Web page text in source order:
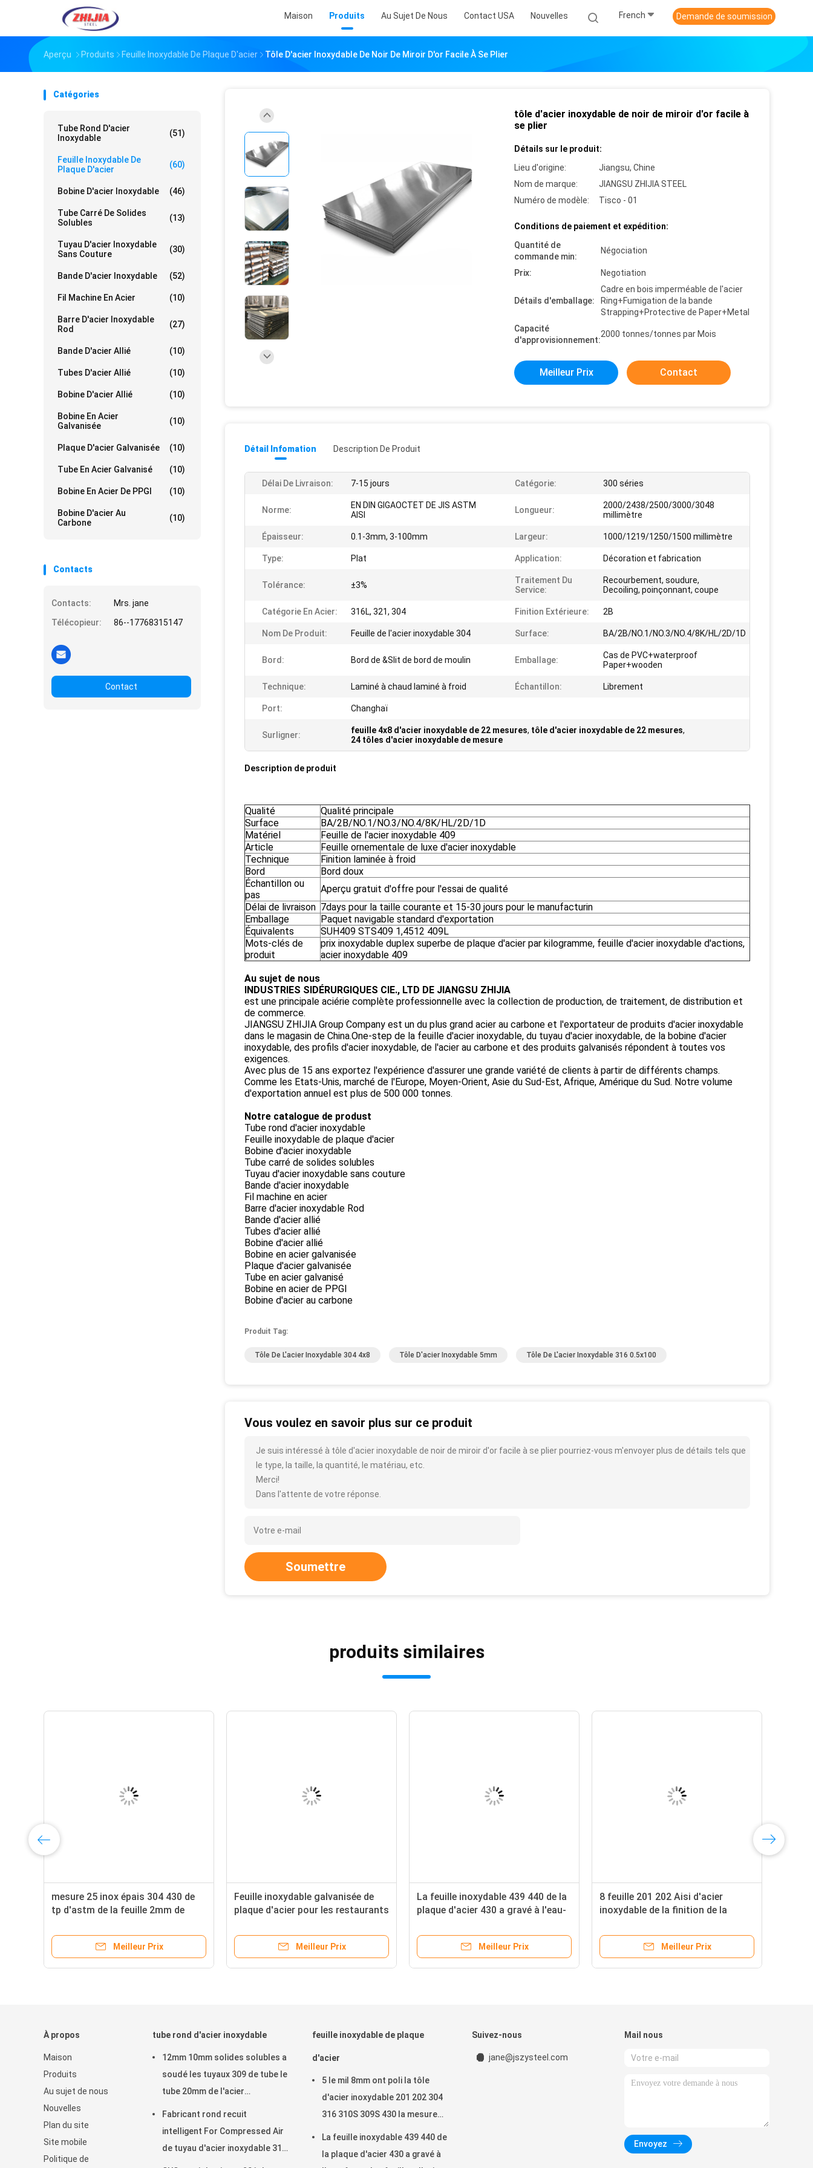
Maison Produits Au Sujet De Nous Contact USA Nouvelles French Demande de soumission
Aperçu Produits Feuille Inoxydable De Plaque D'acier Tôle D'acier Inoxydable De Noir De Miroir D'or Facile À Se Plier
Catégories
Tube Rond D'acier
Inoxydable
(51)
Feuille Inoxydable De
Plaque D'acier
(60)
Bobine D'acier Inoxydable (46)
Tube Carré De Solides
Solubles
(13)
Tuyau D'acier Inoxydable
Sans Couture
(30)
Bande D'acier Inoxydable (52)
Fil Machine En Acier (10)
Barre D'acier Inoxydable
Rod
(27)
Bande D'acier Allié (10)
Tubes D'acier Allié (10)
Bobine D'acier Allié (10)
Bobine En Acier
Galvanisée
(10)
Plaque D'acier Galvanisée (10)
Tube En Acier Galvanisé (10)
Bobine En Acier De PPGI (10)
Bobine D'acier Au
Carbone
(10)
Contacts
Contacts:
Mrs. jane
Télécopieur:
86--17768315147
Contact
tôle d'acier inoxydable de noir de miroir d'or facile à
se plier
Détails sur le produit:
Lieu d'origine:
Jiangsu, Chine
Nom de marque:
JIANGSU ZHIJIA STEEL
Numéro de modèle:
Tisco - 01
Conditions de paiement et expédition:
Quantité de
commande min:
Négociation
Prix: Negotiation
Détails d'emballage:
Cadre en bois imperméable de l'acier
Ring+Fumigation de la bande
Strapping+Protective de Paper+Metal
Capacité
d'approvisionnement:
2000 tonnes/tonnes par Mois
Meilleur Prix Contact
Détail Infomation Description De Produit
Délai De Livraison: 7-15 jours Catégorie: 300 séries
Norme:
EN DIN GIGAOCTET DE JIS ASTM
AISI
Longueur:
2000/2438/2500/3000/3048
millimètre
Épaisseur: 0.1-3mm, 3-100mm Largeur: 1000/1219/1250/1500 millimètre
Type: Plat Application: Décoration et fabrication
Tolérance: ±3%
Traitement Du
Service:
Recourbement, soudure,
Decoiling, poinçonnant, coupe
Catégorie En Acier: 316L, 321, 304 Finition Extérieure: 2B
Nom De Produit: Feuille de l'acier inoxydable 304 Surface: BA/2B/NO.1/NO.3/NO.4/8K/HL/2D/1D
Bord: Bord de &Slit de bord de moulin Emballage:
Cas de PVC+waterproof
Paper+wooden
Technique: Laminé à chaud laminé à froid Échantillon: Librement
Port: Changhaï
Surligner: feuille 4x8 d'acier inoxydable de 22 mesures, tôle d'acier inoxydable de 22 mesures,
24 tôles d'acier inoxydable de mesure
Description de produit
Qualité
Qualité principale
Surface
BA/2B/NO.1/NO.3/NO.4/8K/HL/2D/1D
Matériel
Feuille de l'acier inoxydable 409
Article
Feuille ornementale de luxe d'acier inoxydable
Technique
Finition laminée à froid
Bord
Bord doux
Échantillon ou
pas
Aperçu gratuit d'offre pour l'essai de qualité
Délai de livraison 7days pour la taille courante et 15-30 jours pour le manufacturin
Emballage
Paquet navigable standard d'exportation
Équivalents
SUH409 STS409 1,4512 409L
Mots-clés de
produit
prix inoxydable duplex superbe de plaque d'acier par kilogramme, feuille d'acier inoxydable d'actions,
acier inoxydable 409
Au sujet de nous
INDUSTRIES SIDÉRURGIQUES CIE., LTD DE JIANGSU ZHIJIA
est une principale aciérie complète professionnelle avec la collection de production, de traitement, de distribution et
de commerce.
JIANGSU ZHIJIA Group Company est un du plus grand acier au carbone et l'exportateur de produits d'acier inoxydable
dans le magasin de China.One-step de la feuille d'acier inoxydable, du tuyau d'acier inoxydable, de la bobine d'acier
inoxydable, des profils d'acier inoxydable, de l'acier au carbone et des produits galvanisés répondent à toutes vos
exigences.
Avec plus de 15 ans exportez l'expérience d'assurer une grande variété de clients à partir de différents champs.
Comme les Etats-Unis, marché de l'Europe, Moyen-Orient, Asie du Sud-Est, Afrique, Amérique du Sud. Notre volume
d'exportation annuel est plus de 500 000 tonnes.
Notre catalogue de produst
Tube rond d'acier inoxydable
Feuille inoxydable de plaque d'acier
Bobine d'acier inoxydable
Tube carré de solides solubles
Tuyau d'acier inoxydable sans couture
Bande d'acier inoxydable
Fil machine en acier
Barre d'acier inoxydable Rod
Bande d'acier allié
Tubes d'acier allié
Bobine d'acier allié
Bobine en acier galvanisée
Plaque d'acier galvanisée
Tube en acier galvanisé
Bobine en acier de PPGI
Bobine d'acier au carbone
Produit Tag:
Tôle De L'acier Inoxydable 304 4x8 Tôle D'acier Inoxydable 5mm Tôle De L'acier Inoxydable 316 0.5x100
Vous voulez en savoir plus sur ce produit
Je suis intéressé à tôle d'acier inoxydable de noir de miroir d'or facile à se plier pourriez-vous m'envoyer plus de détails tels que
le type, la taille, la quantité, le matériau, etc.
Merci!
Dans l'attente de votre réponse.
Soumettre
produits similaires
mesure 25 inox épais 304 430 de
tp d'astm de la feuille 2mm de
de 1m
Meilleur Prix
Feuille inoxydable galvanisée de
plaque d'acier pour les restaurants
Meilleur Prix
La feuille inoxydable 439 440 de la
plaque d'acier 430 a gravé à l'eau-
inoxydable pour des murs de
Meilleur Prix
8 feuille 201 202 Aisi d'acier
inoxydable de la finition de la
de la mesure 7 2b 304 304l 316
316l 316Ti
Meilleur Prix
À propos
Maison
Produits
Au sujet de nous
Nouvelles
Plan du site
Site mobile
Politique de
tube rond d'acier inoxydable
12mm 10mm solides solubles a
soudé les tuyaux 309 de tube le
tube 20mm de l'acier
Fabricant rond recuit
intelligent For Compressed Air
de tuyau d'acier inoxydable 317
feuille inoxydable de plaque
d'acier
5 le mil 8mm ont poli la tôle
d'acier inoxydable 201 202 304
316 310S 309S 430 la mesure
La feuille inoxydable 439 440 de
la plaque d'acier 430 a gravé à
Suivez-nous
jane@jszysteel.com
Mail nous
Envoyez